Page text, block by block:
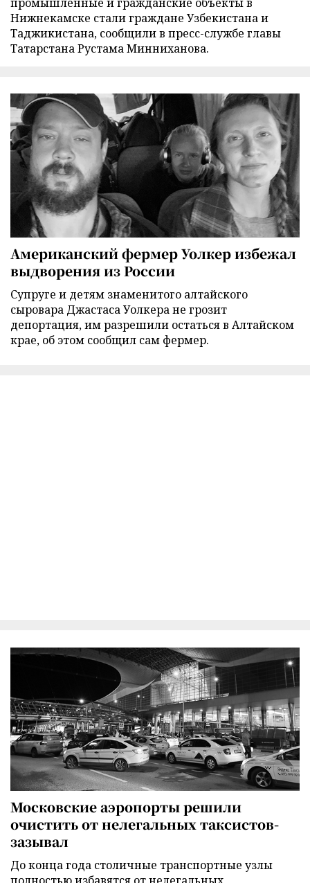
Нижнекамске стали граждане Узбекистана и
Таджикистана, сообщили в пресс-службе главы
Татарстана Рустама Минниханова.
Американский фермер Уолкер избежал
выдворения из России
Супруге и детям знаменитого алтайского
сыровара Джастаса Уолкера не грозит
депортация, им разрешили остаться в Алтайском
крае, об этом сообщил сам фермер.
Московские аэропорты решили
очистить от нелегальных таксистов-
зазывал
До конца года столичные транспортные узлы